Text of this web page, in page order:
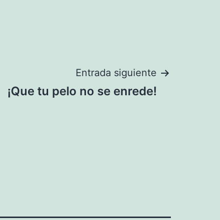
Entrada siguiente
¡Que tu pelo no se enrede!